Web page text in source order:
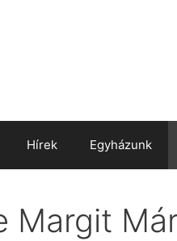
Hírek Egyházunk
Margit